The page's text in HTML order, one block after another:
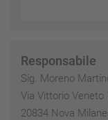
Responsabile
Sig. Moreno
Via Vittorio Veneto
20834 Nova